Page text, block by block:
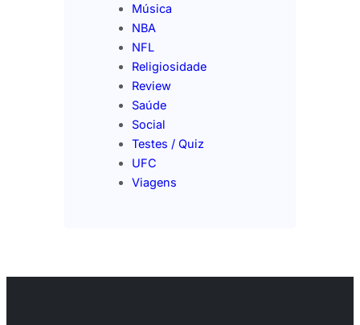
Música
NBA
NFL
Religiosidade
Review
Saúde
Social
Testes / Quiz
UFC
Viagens